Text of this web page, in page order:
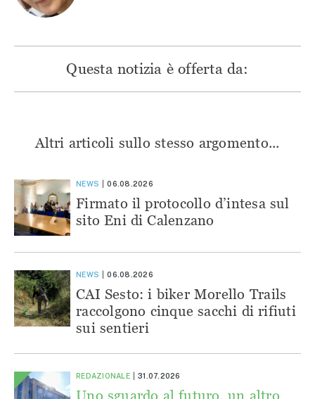
Questa notizia è offerta da:
Altri articoli sullo stesso argomento...
NEWS 06.08.2026
Firmato il protocollo d’intesa sul
sito Eni di Calenzano
NEWS 06.08.2026
CAI Sesto: i biker Morello Trails
raccolgono cinque sacchi di rifiuti
sui sentieri
REDAZIONALE 31.07.2026
Uno sguardo al futuro, un altro